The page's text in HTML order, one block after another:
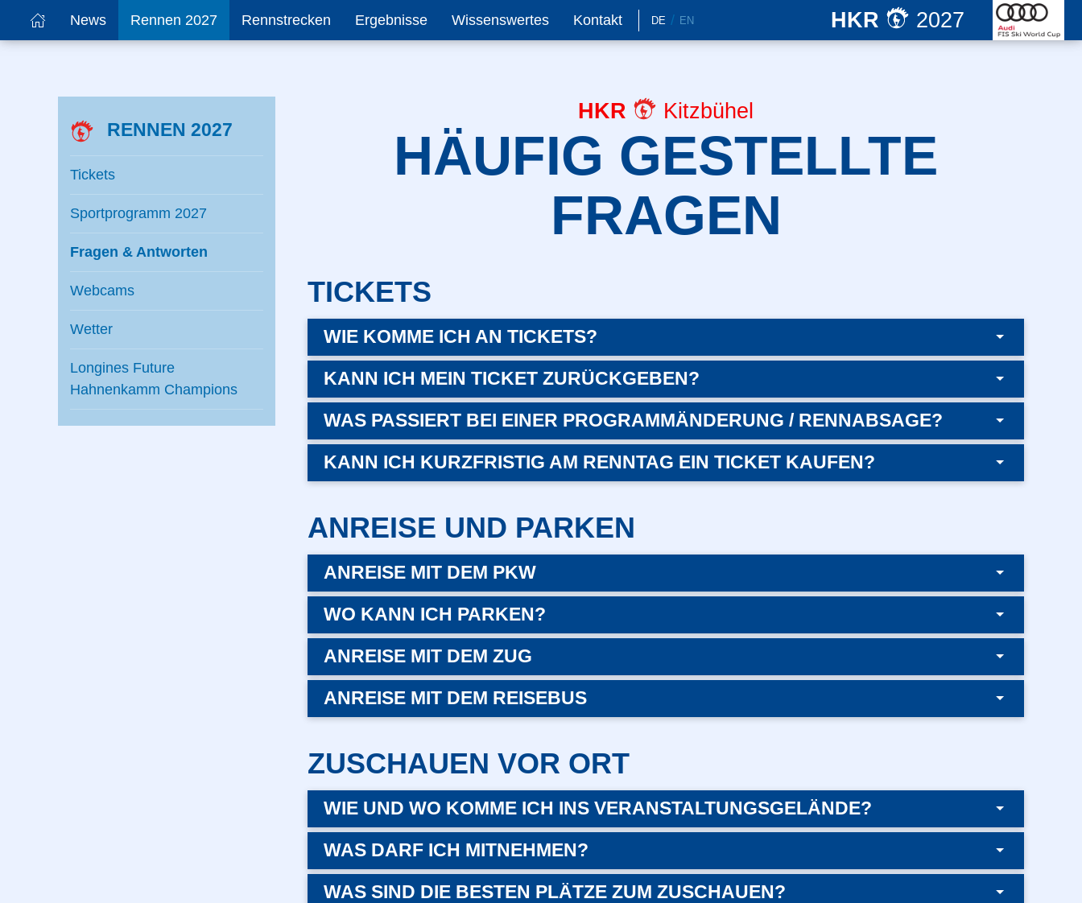
News Rennen 2027 Rennstrecken Ergebnisse Wissenswertes Kontakt DE EN HKR 2027
RENNEN 2027
Tickets
Sportprogramm 2027
Fragen & Antworten
Webcams
Wetter
Longines Future
Hahnenkamm Champions
HKR Kitzbühel
HÄUFIG GESTELLTE
FRAGEN
TICKETS
WIE KOMME ICH AN TICKETS?
KANN ICH MEIN TICKET ZURÜCKGEBEN?
WAS PASSIERT BEI EINER PROGRAMMÄNDERUNG / RENNABSAGE?
KANN ICH KURZFRISTIG AM RENNTAG EIN TICKET KAUFEN?
ANREISE UND PARKEN
ANREISE MIT DEM PKW
WO KANN ICH PARKEN?
ANREISE MIT DEM ZUG
ANREISE MIT DEM REISEBUS
ZUSCHAUEN VOR ORT
WIE UND WO KOMME ICH INS VERANSTALTUNGSGELÄNDE?
WAS DARF ICH MITNEHMEN?
WAS SIND DIE BESTEN PLÄTZE ZUM ZUSCHAUEN?